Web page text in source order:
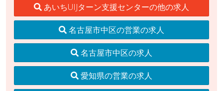
あいちUIJターン支援センターの他の求人
名古屋市中区の営業の求人
名古屋市中区の求人
愛知県の営業の求人